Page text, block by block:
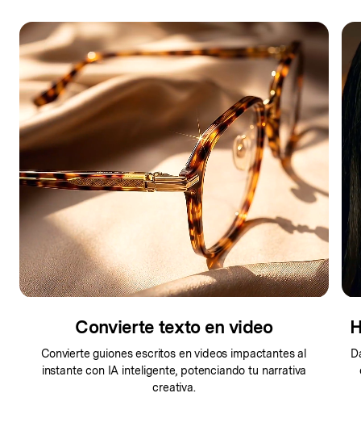
Convierte texto en video
Convierte guiones escritos en videos impactantes al
instante con IA inteligente, potenciando tu narrativa
creativa.